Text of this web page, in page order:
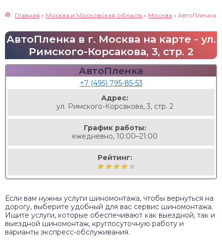
Главная » Москва и Московская область » Москва » АвтоПленка
АвтоПленка в г. Москва на карте - ул.
Римского-Корсакова, 3, стр. 2
АвтоПленка
+7 (495) 795-85-53
Адрес:
ул. Римского-Корсакова, 3, стр. 2
График работы:
ежедневно, 10:00–21:00
Рейтинг:
Если вам нужны услуги шиномонтажа, чтобы вернуться на
дорогу, выберите удобный для вас сервис шиномонтажа.
Ищите услуги, которые обеспечивают как выездной, так и
выездной шиномонтаж, круглосуточную работу и
варианты экспресс-обслуживания.